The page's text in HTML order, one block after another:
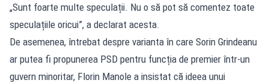
„Sunt foarte multe speculații. Nu o să pot să comentez toate
speculațiile oricui”, a declarat acesta.
De asemenea, întrebat despre varianta în care Sorin Grindeanu
ar putea fi propunerea PSD pentru funcția de premier într-un
guvern minoritar, Florin Manole a insistat că ideea unui